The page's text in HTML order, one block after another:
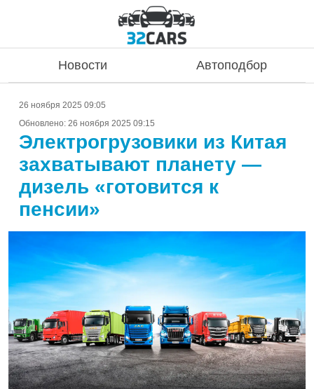
Новости Автоподбор
26 ноября 2025 09:05
Обновлено: 26 ноября 2025 09:15
Электрогрузовики из Китая
захватывают планету —
дизель «готовится к
пенсии»